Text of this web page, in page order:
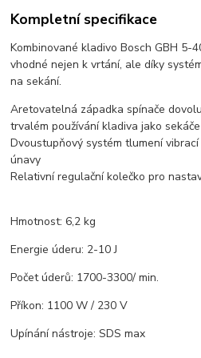
Kompletní specifikace
Kombinované kladivo Bosch GBH 5-
vhodné nejen k vrtání, ale díky
na sekání.
Aretovatelná západka spínače
trvalém používání kladiva jako sekáče
Dvoustupňový systém tlumení
únavy
Relativní regulační kolečko pro
Hmotnost: 6,2 kg
Energie úderu: 2-10 J
Počet úderů: 1700-3300/ min.
Příkon: 1100 W / 230 V
Upínání nástroje: SDS max